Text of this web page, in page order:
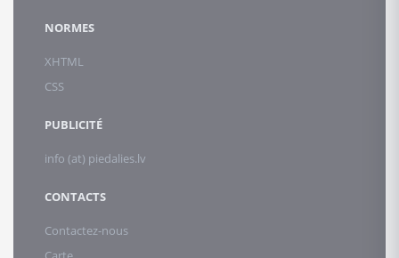
NORMES
XHTML
CSS
PUBLICITÉ
info (at) piedalies.lv
CONTACTS
Contactez-nous